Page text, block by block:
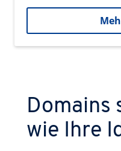
Domains
wie Ihre